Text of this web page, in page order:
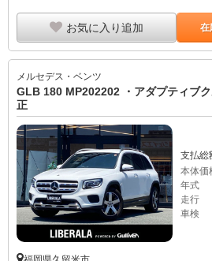
お気に入り追加 在
メルセデス・ベンツ
GLB 180 MP202202 ・アダプティブ
正
支払総
本体価
年式
走行
車検